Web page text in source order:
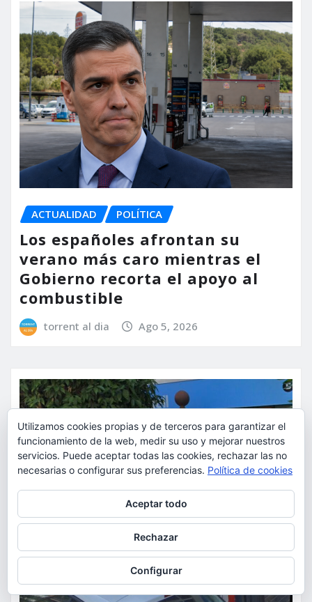
ACTUALIDAD POLÍTICA
Los españoles afrontan su
verano más caro mientras el
Gobierno recorta el apoyo al
combustible
torrent al dia Ago 5, 2026
Utilizamos cookies propias y de terceros para garantizar el
funcionamiento de la web, medir su uso y mejorar nuestros
servicios. Puede aceptar todas las cookies, rechazar las no
necesarias o configurar sus preferencias. Política de cookies
Aceptar todo
Rechazar
Configurar
Para obtener más información, incluido cómo gestionar las cookies,